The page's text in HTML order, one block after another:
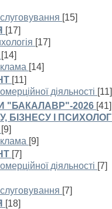
[15]
[17]
[17]
[14]
[14]
[11]
діяльності [11]
"БАКАЛАВР"-2026 [41]
БІЗНЕСУ І
[9]
[9]
[7]
діяльності [7]
[7]
[18]